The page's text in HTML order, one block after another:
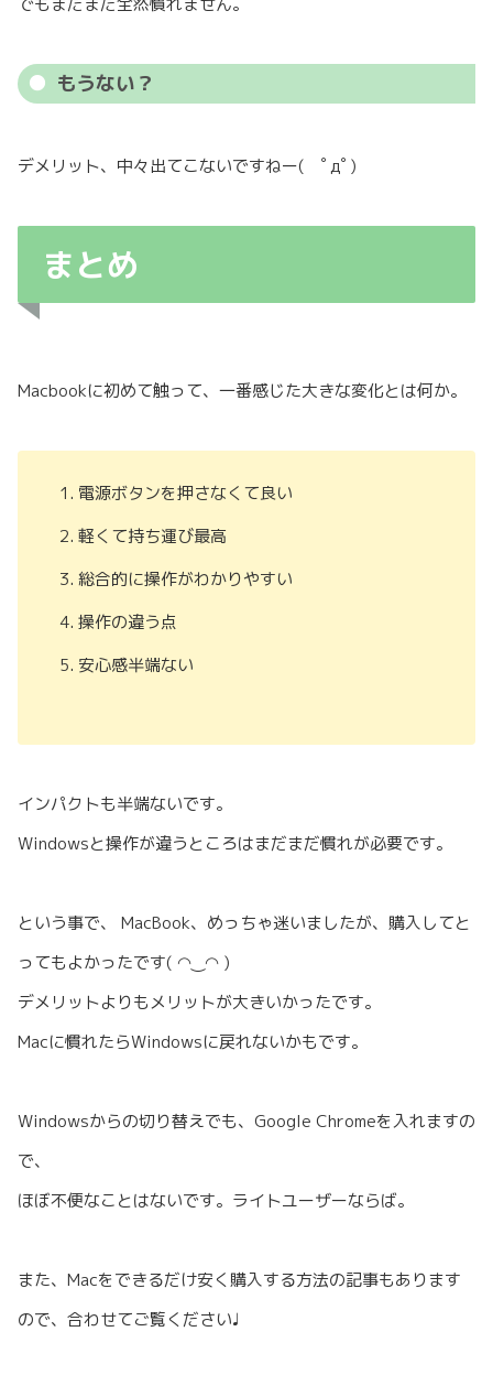
もうない？
デメリット、中々出てこないですねー( ﾟдﾟ)
まとめ
Macbookに初めて触って、一番感じた大きな変化とは何か。
電源ボタンを押さなくて良い
軽くて持ち運び最高
総合的に操作がわかりやすい
操作の違う点
安心感半端ない
インパクトも半端ないです。
Windowsと操作が違うところはまだまだ慣れが必要です。
という事で、 MacBook、めっちゃ迷いましたが、購入してと
ってもよかったです( ◠‿◠ )
デメリットよりもメリットが大きいかったです。
Macに慣れたらWindowsに戻れないかもです。
Windowsからの切り替えでも、Google Chromeを入れますの
で、
ほぼ不便なことはないです。ライトユーザーならば。
また、Macをできるだけ安く購入する方法の記事もあります
ので、合わせてご覧ください♩